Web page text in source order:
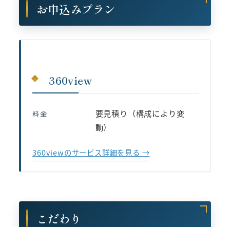
お申込みプラン
360view
料金
要見積り（構成により変
動）
360viewのサービス詳細を見る →
こだわり